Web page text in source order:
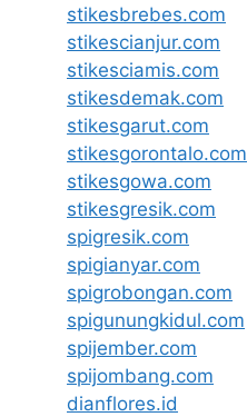
stikesbrebes.com
stikescianjur.com
stikesciamis.com
stikesdemak.com
stikesgarut.com
stikesgorontalo.com
stikesgowa.com
stikesgresik.com
spigresik.com
spigianyar.com
spigrobongan.com
spigunungkidul.com
spijember.com
spijombang.com
dianflores.id